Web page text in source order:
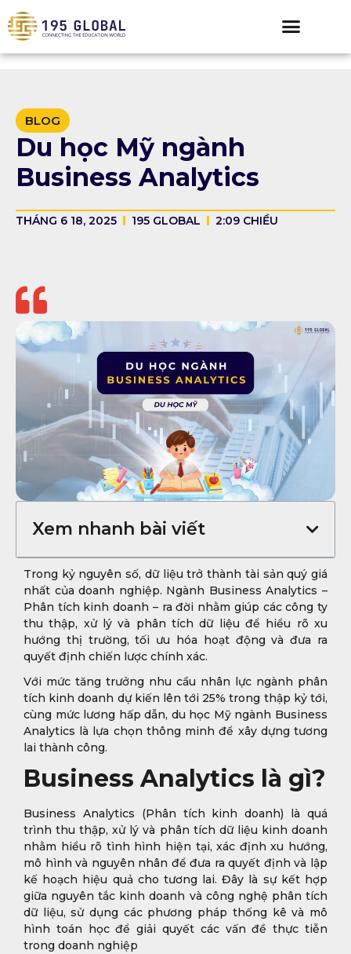
BLOG
Du học Mỹ ngành
Business Analytics
THÁNG 6 18, 2025 195 GLOBAL 2:09 CHIỀU
Xem nhanh bài viết
Trong kỷ nguyên số, dữ liệu trở thành tài sản quý giá
nhất của doanh nghiệp. Ngành Business Analytics –
Phân tích kinh doanh – ra đời nhằm giúp các công ty
thu thập, xử lý và phân tích dữ liệu để hiểu rõ xu
hướng thị trường, tối ưu hóa hoạt động và đưa ra
quyết định chiến lược chính xác.
Với mức tăng trưởng nhu cầu nhân lực ngành phân
tích kinh doanh dự kiến lên tới 25% trong thập kỷ tới,
cùng mức lương hấp dẫn, du học Mỹ ngành Business
Analytics là lựa chọn thông minh để xây dựng tương
lai thành công.
Business Analytics là gì?
Business Analytics (Phân tích kinh doanh) là quá
trình thu thập, xử lý và phân tích dữ liệu kinh doanh
nhằm hiểu rõ tình hình hiện tại, xác định xu hướng,
mô hình và nguyên nhân để đưa ra quyết định và lập
kế hoạch hiệu quả cho tương lai. Đây là sự kết hợp
giữa nguyên tắc kinh doanh và công nghệ phân tích
dữ liệu, sử dụng các phương pháp thống kê và mô
hình toán học để giải quyết các vấn đề thực tiễn
trong doanh nghiệp